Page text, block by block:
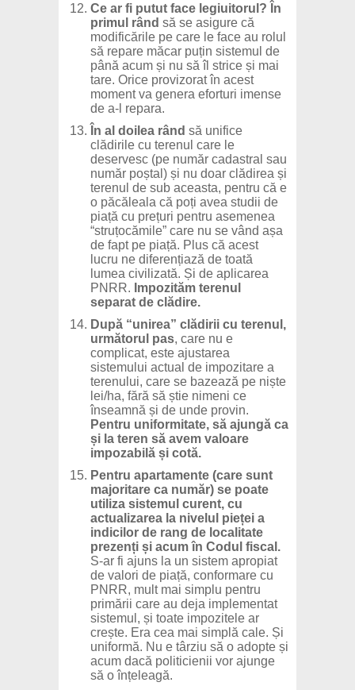
Ce ar fi putut face legiuitorul? În
primul rând să se asigure că
modificările pe care le face au rolul
să repare măcar puțin sistemul de
până acum și nu să îl strice și mai
tare. Orice provizorat în acest
moment va genera eforturi imense
de a-l repara.
În al doilea rând să unifice
clădirile cu terenul care le
deservesc (pe număr cadastral sau
număr poștal) și nu doar clădirea și
terenul de sub aceasta, pentru că e
o păcăleala că poți avea studii de
piață cu prețuri pentru asemenea
“struțocămile” care nu se vând așa
de fapt pe piață. Plus că acest
lucru ne diferențiază de toată
lumea civilizată. Și de aplicarea
PNRR. Impozităm terenul
separat de clădire.
După “unirea” clădirii cu terenul,
următorul pas, care nu e
complicat, este ajustarea
sistemului actual de impozitare a
terenului, care se bazează pe niște
lei/ha, fără să știe nimeni ce
înseamnă și de unde provin.
Pentru uniformitate, să ajungă ca
și la teren să avem valoare
impozabilă și cotă.
Pentru apartamente (care sunt
majoritare ca număr) se poate
utiliza sistemul curent, cu
actualizarea la nivelul pieței a
indicilor de rang de localitate
prezenți și acum în Codul fiscal.
S-ar fi ajuns la un sistem apropiat
de valori de piață, conformare cu
PNRR, mult mai simplu pentru
primării care au deja implementat
sistemul, și toate impozitele ar
crește. Era cea mai simplă cale. Și
uniformă. Nu e târziu să o adopte și
acum dacă politicienii vor ajunge
să o înțeleagă.